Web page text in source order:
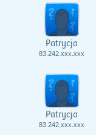
Patrycja
83.242.xxx.xxx
Patrycja
83.242.xxx.xxx